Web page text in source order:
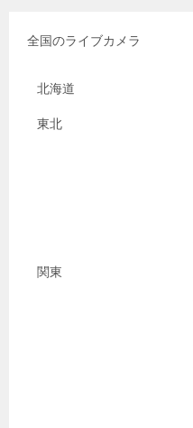
全国のライブカメラ
北海道
東北
関東